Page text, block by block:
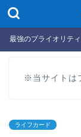
最強のプライオリテ
※当サイトは
ライフカード